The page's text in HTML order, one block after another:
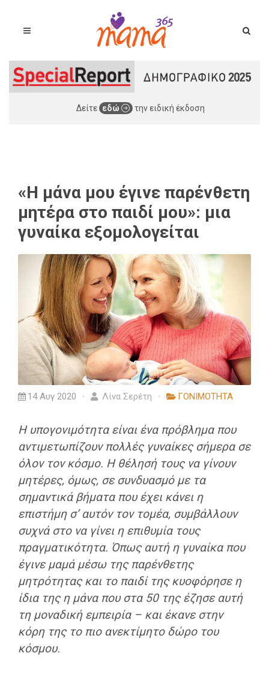
Δείτε εδώ την ειδική έκδοση
«Η μάνα μου έγινε παρένθετη
μητέρα στο παιδί μου»: μια
γυναίκα εξομολογείται
14 Αυγ 2020 Λίνα Σερέτη ΓΟΝΙΜΟΤΗΤΑ
Η υπογονιμότητα είναι ένα πρόβλημα που
αντιμετωπίζουν πολλές γυναίκες σήμερα σε
όλον τον κόσμο. Η θέλησή τους να γίνουν
μητέρες, όμως, σε συνδυασμό με τα
σημαντικά βήματα που έχει κάνει η
επιστήμη σ’ αυτόν τον τομέα, συμβάλλουν
συχνά στο να γίνει η επιθυμία τους
πραγματικότητα. Όπως αυτή η γυναίκα που
έγινε μαμά μέσω της παρένθετης
μητρότητας και το παιδί της κυοφόρησε η
ίδια της η μάνα που στα 50 της έζησε αυτή
τη μοναδική εμπειρία – και έκανε στην
κόρη της το πιο ανεκτίμητο δώρο του
κόσμου.